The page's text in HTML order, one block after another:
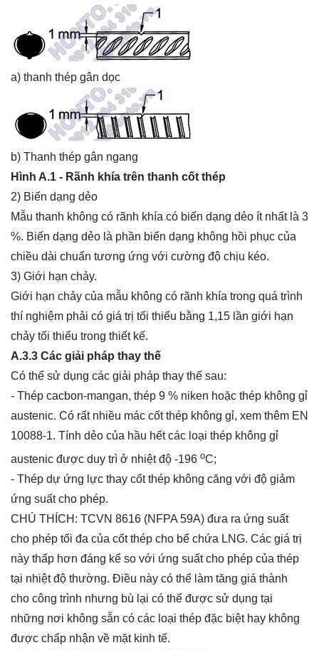
a) thanh thép gân dọc
b) Thanh thép gân ngang
Hình A.1 - Rãnh khía trên thanh cốt thép
2) Biến dạng dẻo
Mẫu thanh không có rãnh khía có biến dạng dẻo ít nhất là 3
%. Biến dạng dẻo là phần biến dạng không hồi phục của
chiều dài chuẩn tương ứng với cường độ chịu kéo.
3) Giới hạn chảy.
Giới hạn chảy của mẫu không có rãnh khía trong quá trình
thí nghiệm phải có giá trị tối thiểu bằng 1,15 lần giới hạn
chảy tối thiểu trong thiết kế.
A.3.3 Các giải pháp thay thế
Có thể sử dụng các giải pháp thay thế sau:
- Thép cacbon-mangan, thép 9 % niken hoặc thép không gỉ
austenic. Có rất nhiều mác cốt thép không gỉ, xem thêm EN
10088-1. Tính dẻo của hầu hết các loại thép không gỉ
austenic được duy trì ở nhiệt độ -196 oC;
- Thép dự ứng lực thay cốt thép không căng với độ giảm
ứng suất cho phép.
CHÚ THÍCH: TCVN 8616 (NFPA 59A) đưa ra ứng suất
cho phép tối đa của cốt thép cho bể chứa LNG. Các giá trị
này thấp hơn đáng kể so với ứng suất cho phép của thép
tại nhiệt độ thường. Điều này có thể làm tăng giá thành
cho công trình nhưng bù lại có thể được sử dụng tại
những nơi không sẵn có các loại thép đặc biệt hay không
được chấp nhận về mặt kinh tế.